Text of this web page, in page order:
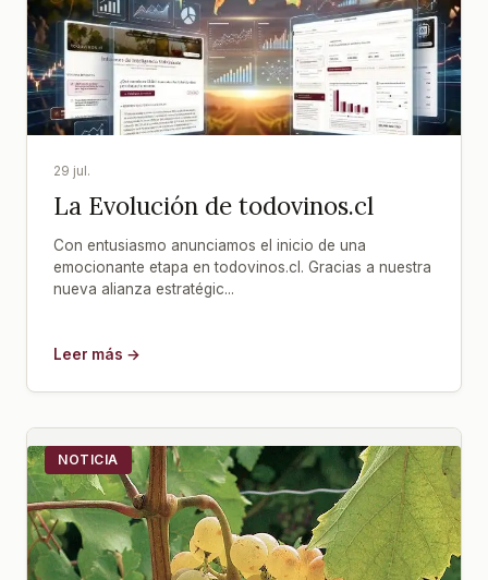
29 jul.
La Evolución de todovinos.cl
Con entusiasmo anunciamos el inicio de una
emocionante etapa en todovinos.cl. Gracias a nuestra
nueva alianza estratégic...
Leer más →
NOTICIA